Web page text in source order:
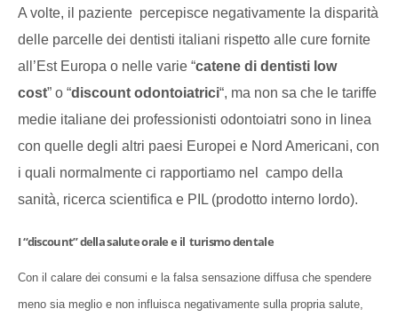
A volte, il paziente percepisce negativamente la disparità
delle parcelle dei dentisti italiani rispetto alle cure fornite
all’Est Europa o nelle varie “catene di dentisti low
cost” o “discount odontoiatrici“, ma non sa che le tariffe
medie italiane dei professionisti odontoiatri sono in linea
con quelle degli altri paesi Europei e Nord Americani, con
i quali normalmente ci rapportiamo nel campo della
sanità, ricerca scientifica e PIL (prodotto interno lordo).
I “discount” della salute orale e il turismo dentale
Con il calare dei consumi e la falsa sensazione diffusa che spendere
meno sia meglio e non influisca negativamente sulla propria salute,